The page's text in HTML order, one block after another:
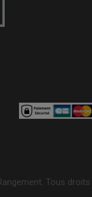
Tous